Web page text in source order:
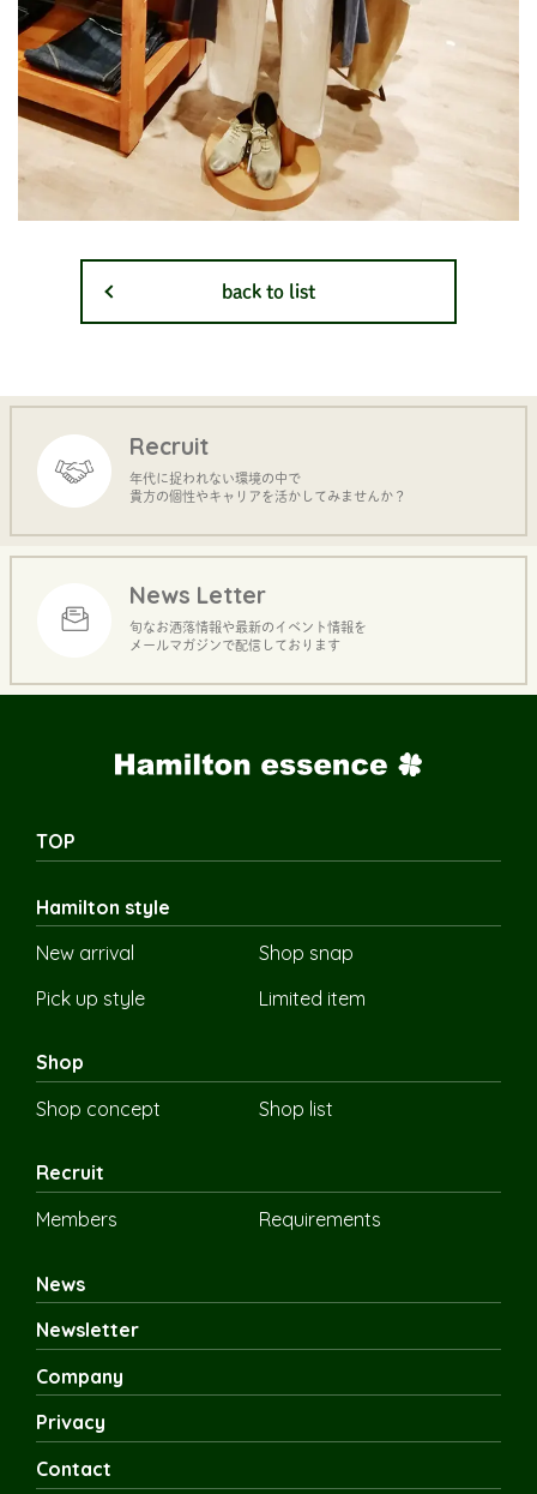
back to list
Recruit
年代に捉われない環境の中で
貴方の個性やキャリアを活かしてみませんか？
News Letter
旬なお洒落情報や最新のイベント情報を
メールマガジンで配信しております
TOP
Hamilton style
New arrival
Shop snap
Pick up style
Limited item
Shop
Shop concept
Shop list
Recruit
Members
Requirements
News
Newsletter
Company
Privacy
Contact